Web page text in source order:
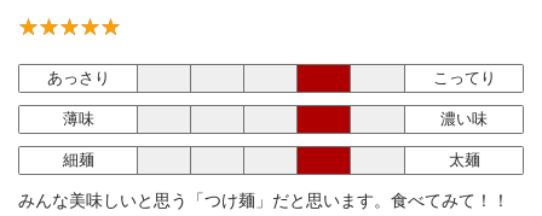
あっさり こってり
薄味 濃い味
細麺 太麺
みんな美味しいと思う「つけ麺」だと思います。食べてみて！！